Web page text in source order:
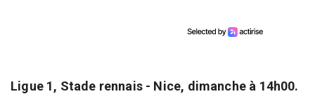
Ligue 1, Stade rennais - Nice, dimanche à 14h00.